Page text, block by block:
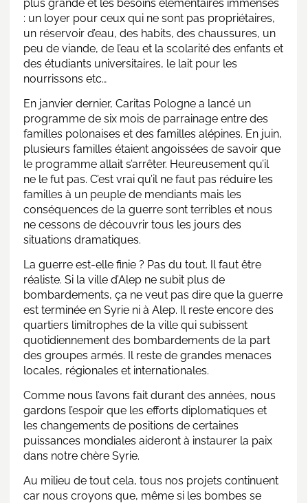
plus grande et les besoins élémentaires immenses
: un loyer pour ceux qui ne sont pas propriétaires,
un réservoir d’eau, des habits, des chaussures, un
peu de viande, de l’eau et la scolarité des enfants et
des étudiants universitaires, le lait pour les
nourrissons etc…
En janvier dernier, Caritas Pologne a lancé un
programme de six mois de parrainage entre des
familles polonaises et des familles alépines. En juin,
plusieurs familles étaient angoissées de savoir que
le programme allait s’arrêter. Heureusement qu’il
ne le fut pas. C’est vrai qu’il ne faut pas réduire les
familles à un peuple de mendiants mais les
conséquences de la guerre sont terribles et nous
ne cessons de découvrir tous les jours des
situations dramatiques.
La guerre est-elle finie ? Pas du tout. Il faut être
réaliste. Si la ville d’Alep ne subit plus de
bombardements, ça ne veut pas dire que la guerre
est terminée en Syrie ni à Alep. Il reste encore des
quartiers limitrophes de la ville qui subissent
quotidiennement des bombardements de la part
des groupes armés. Il reste de grandes menaces
locales, régionales et internationales.
Comme nous l’avons fait durant des années, nous
gardons l’espoir que les efforts diplomatiques et
les changements de positions de certaines
puissances mondiales aideront à instaurer la paix
dans notre chère Syrie.
Au milieu de tout cela, tous nos projets continuent
car nous croyons que, même si les bombes se